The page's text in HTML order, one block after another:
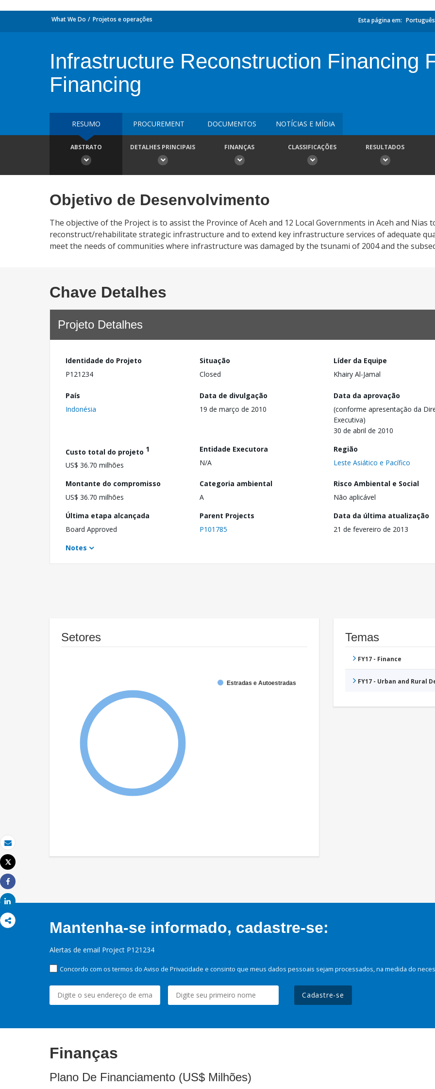
Email
Imprimir
Tweet
Share
Share
What We Do Projetos e operações Esta página em: Português
Infrastructure Reconstruction Financing
Financing
RESUMO PROCUREMENT DOCUMENTOS NOTÍCIAS E MÍDIA
ABSTRATO DETALHES PRINCIPAIS FINANÇAS CLASSIFICAÇÕES RESULTADOS
Objetivo de Desenvolvimento
The objective of the Project is to assist the Province of Aceh and 12 Local Governments in Aceh and Nias
reconstruct/rehabilitate strategic infrastructure and to extend key infrastructure services of adequate
meet the needs of communities where infrastructure was damaged by the tsunami of 2004 and the
Chave Detalhes
Projeto Detalhes
Identidade do Projeto
P121234
Situação
Closed
Líder da Equipe
Khairy Al-Jamal
País
Indonésia
Data de divulgação
19 de março de 2010
Data da aprovação
(conforme apresentação da
Executiva)
30 de abril de 2010
Custo total do projeto 1
US$ 36.70 milhões
Entidade Executora
N/A
Região
Leste Asiático e Pacífico
Montante do compromisso
US$ 36.70 milhões
Categoria ambiental
A
Risco Ambiental e Social
Não aplicável
Última etapa alcançada
Board Approved
Parent Projects
P101785
Data da última atualização
21 de fevereiro de 2013
Notes
Setores
Estradas e Autoestradas
Temas
FY17 - Finance
FY17 - Urban and Rural
Mantenha-se informado, cadastre-se:
Alertas de email Project P121234
Concordo com os termos do Aviso de Privacidade e consinto que meus dados pessoais sejam processados, na medida do
Cadastre-se
Finanças
Plano De Financiamento (US$ Milhões)